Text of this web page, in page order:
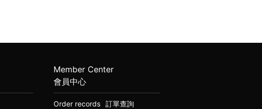
Member Center
會員中心
Order records
訂單查詢